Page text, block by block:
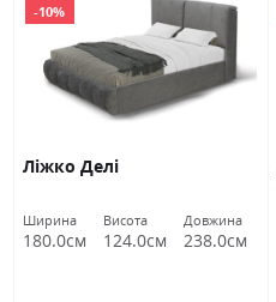
-10%
Ліжко Делі
Ширина
180.0см
Висота
124.0см
Довжина
238.0см